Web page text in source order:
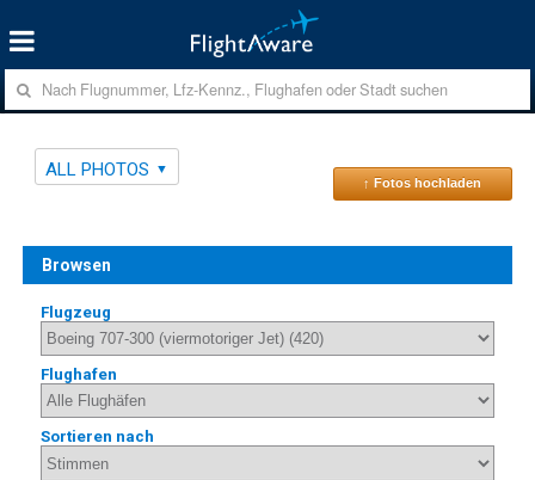
ALL PHOTOS
↑ Fotos hochladen
Browsen
Flugzeug
Flughafen
Sortieren nach